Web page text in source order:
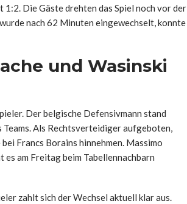
Die Gäste drehten das Spiel noch vor der
nach 62 Minuten eingewechselt, konnte
und Wasinski
Der belgische Defensivmann stand
Als Rechtsverteidiger aufgeboten,
Francs Borains hinnehmen. Massimo
am Freitag beim Tabellennachbarn
zahlt sich der Wechsel aktuell klar aus.